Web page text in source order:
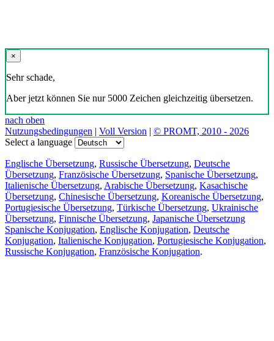
×
Sehr schade,
Aber jetzt können Sie nur 5000 Zeichen gleichzeitig übersetzen.
nach oben
Nutzungsbedingungen | Voll Version | © PROMT, 2010 - 2026
Select a language
Englische Übersetzung, Russische Übersetzung, Deutsche
Übersetzung, Französische Übersetzung, Spanische Übersetzung,
Italienische Übersetzung, Arabische Übersetzung, Kasachische
Übersetzung, Chinesische Übersetzung, Koreanische Übersetzung,
Portugiesische Übersetzung, Türkische Übersetzung, Ukrainische
Übersetzung, Finnische Übersetzung, Japanische Übersetzung
Spanische Konjugation, Englische Konjugation, Deutsche
Konjugation, Italienische Konjugation, Portugiesische Konjugation,
Russische Konjugation, Französische Konjugation.